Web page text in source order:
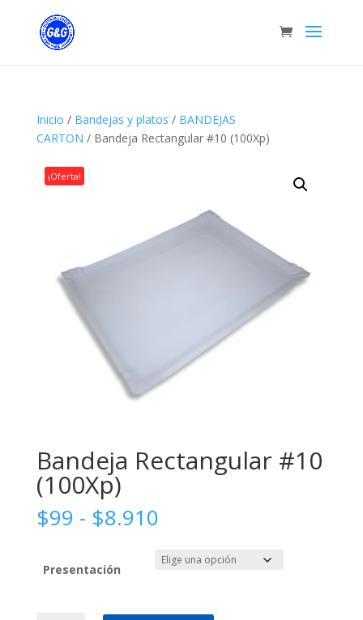
Inicio / Bandejas y platos / BANDEJAS
CARTON / Bandeja Rectangular #10 (100Xp)
¡Oferta!
Bandeja Rectangular #10
(100Xp)
$99 - $8.910Rango
precios:
desde
hasta
Presentación